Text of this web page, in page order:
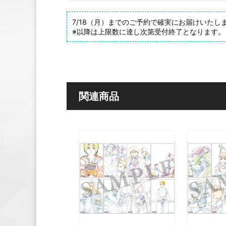
7/18（月）までのご予約で確実にお届けいたし
※以降は上限数に達し次第受付終了となります。
関連商品